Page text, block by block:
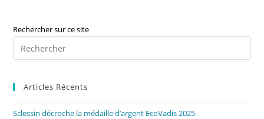
Rechercher sur ce site
Articles Récents
Sclessin décroche la médaille d’argent EcoVadis 2025